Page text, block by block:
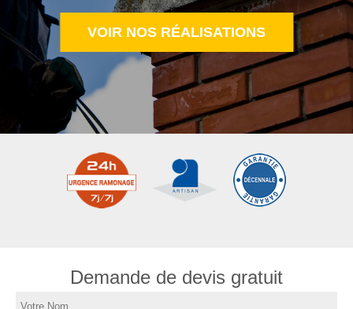
VOIR NOS RÉALISATIONS
Demande de devis gratuit